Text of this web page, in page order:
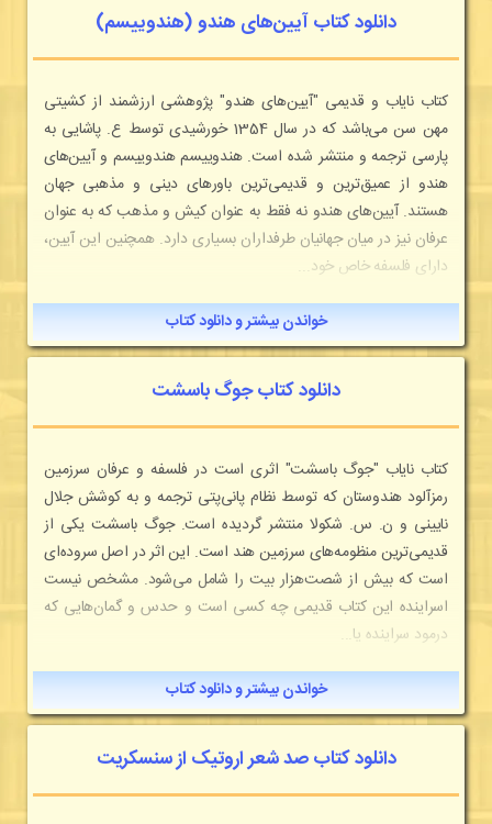
دانلود کتاب آیین‌های هندو (هندوییسم)
کتاب نایاب و قدیمی "آیین‌های هندو" پژوهشی ارزشمند از کشیتی
مهن سن می‌باشد که در سال 1354 خورشیدی توسط ع. پاشایی به
پارسی ترجمه و منتشر شده است. هندوییسم هندوییسم و آیین‌های
هندو از عمیق‌ترین و قدیمی‌ترین باورهای دینی و مذهبی جهان
هستند. آیین‌های هندو نه فقط به عنوان کیش و مذهب که به عنوان
عرفان نیز در میان جهانیان طرفداران بسیاری دارد. همچنین این آیین،
دارای فلسفه خاص خود...
خواندن بیشتر و دانلود کتاب
دانلود کتاب جوگ باسشت
کتاب نایاب "جوگ باسشت" اثری است در فلسفه و عرفان سرزمین
رمزآلود هندوستان که توسط نظام پانی‌پتی ترجمه و به کوشش جلال
نایینی و ن. س. شکولا منتشر گردیده است. جوگ باسشت یکی از
قدیمی‌ترین منظومه‌های سرزمین هند است. این اثر در اصل سروده‌ای
است که بیش از شصت‌هزار بیت را شامل می‌شود. مشخص نیست
اسراینده این کتاب قدیمی چه کسی است و حدس و گمان‌هایی که
درمود سراینده یا...
خواندن بیشتر و دانلود کتاب
دانلود کتاب صد شعر اروتیک از سنسکریت